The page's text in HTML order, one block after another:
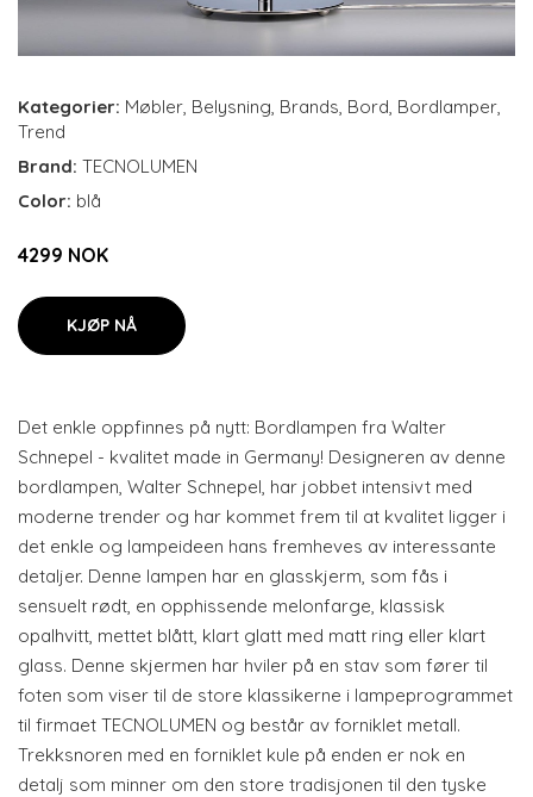
Kategorier: Møbler, Belysning, Brands, Bord, Bordlamper,
Trend
Brand: TECNOLUMEN
Color: blå
4299 NOK
KJØP NÅ
Det enkle oppfinnes på nytt: Bordlampen fra Walter
Schnepel - kvalitet made in Germany! Designeren av denne
bordlampen, Walter Schnepel, har jobbet intensivt med
moderne trender og har kommet frem til at kvalitet ligger i
det enkle og lampeideen hans fremheves av interessante
detaljer. Denne lampen har en glasskjerm, som fås i
sensuelt rødt, en opphissende melonfarge, klassisk
opalhvitt, mettet blått, klart glatt med matt ring eller klart
glass. Denne skjermen har hviler på en stav som fører til
foten som viser til de store klassikerne i lampeprogrammet
til firmaet TECNOLUMEN og består av forniklet metall.
Trekksnoren med en forniklet kule på enden er nok en
detalj som minner om den store tradisjonen til den tyske